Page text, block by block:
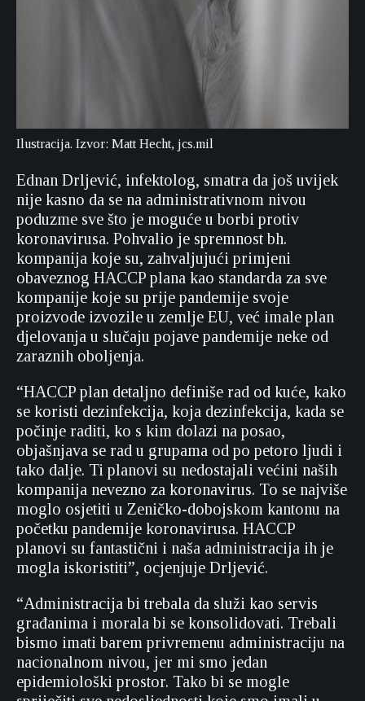
Ilustracija. Izvor: Matt Hecht, jcs.mil
Ednan Drljević, infektolog, smatra da još uvijek
nije kasno da se na administrativnom nivou
poduzme sve što je moguće u borbi protiv
koronavirusa. Pohvalio je spremnost bh.
kompanija koje su, zahvaljujući primjeni
obaveznog HACCP plana kao standarda za sve
kompanije koje su prije pandemije svoje
proizvode izvozile u zemlje EU, već imale plan
djelovanja u slučaju pojave pandemije neke od
zaraznih oboljenja.
“HACCP plan detaljno definiše rad od kuće, kako
se koristi dezinfekcija, koja dezinfekcija, kada se
počinje raditi, ko s kim dolazi na posao,
objašnjava se rad u grupama od po petoro ljudi i
tako dalje. Ti planovi su nedostajali većini naših
kompanija nevezno za koronavirus. To se najviše
moglo osjetiti u Zeničko-dobojskom kantonu na
početku pandemije koronavirusa. HACCP
planovi su fantastični i naša administracija ih je
mogla iskoristiti”, ocjenjuje Drljević.
“Administracija bi trebala da služi kao servis
građanima i morala bi se konsolidovati. Trebali
bismo imati barem privremenu administraciju na
nacionalnom nivou, jer mi smo jedan
epidemiološki prostor. Tako bi se mogle